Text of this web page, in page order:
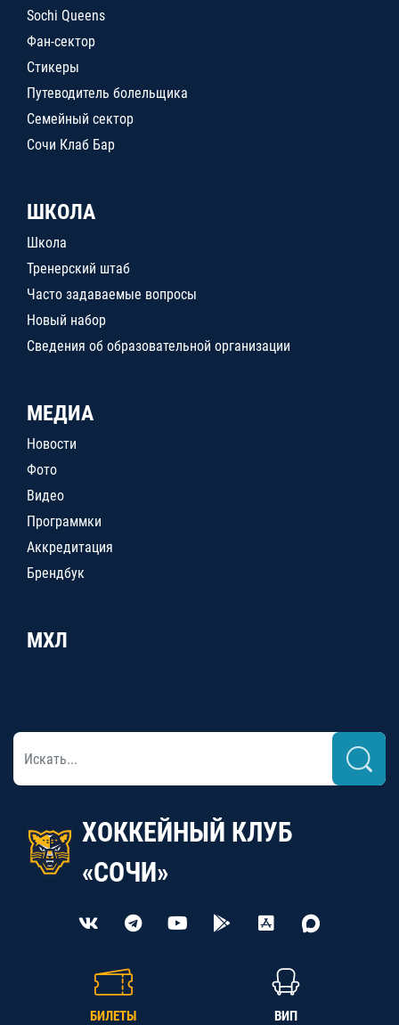
Sochi Queens
Фан-сектор
Стикеры
Путеводитель болельщика
Семейный сектор
Сочи Клаб Бар
ШКОЛА
Школа
Тренерский штаб
Часто задаваемые вопросы
Новый набор
Сведения об образовательной организации
МЕДИА
Новости
Фото
Видео
Программки
Аккредитация
Брендбук
МХЛ
ХОККЕЙНЫЙ КЛУБ
«СОЧИ»
БИЛЕТЫ ВИП